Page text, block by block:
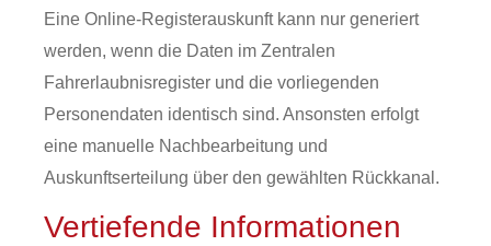
Eine Online-Registerauskunft kann nur generiert
werden, wenn die Daten im Zentralen
Fahrerlaubnisregister und die vorliegenden
Personendaten identisch sind. Ansonsten erfolgt
eine manuelle Nachbearbeitung und
Auskunftserteilung über den gewählten Rückkanal.
Vertiefende Informationen